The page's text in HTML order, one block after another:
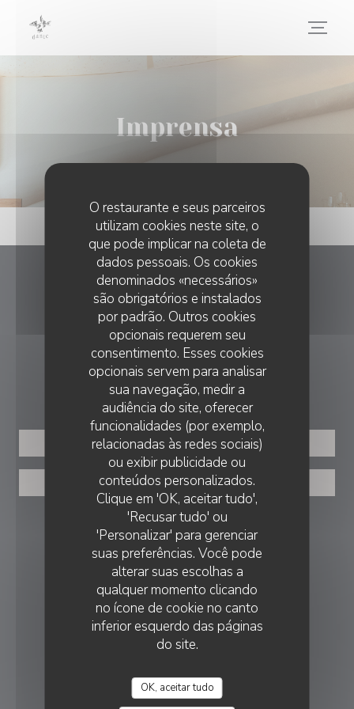
O restaurante e seus parceiros
utilizam cookies neste site, o
que pode implicar na coleta de
dados pessoais. Os cookies
denominados «necessários»
são obrigatórios e instalados
por padrão. Outros cookies
opcionais requerem seu
consentimento. Esses cookies
opcionais servem para analisar
sua navegação, medir a
audiência do site, oferecer
funcionalidades (por exemplo,
relacionadas às redes sociais)
ou exibir publicidade ou
conteúdos personalizados.
Clique em 'OK, aceitar tudo',
'Recusar tudo' ou
'Personalizar' para gerenciar
suas preferências. Você pode
alterar suas escolhas a
qualquer momento clicando
no ícone de cookie no canto
inferior esquerdo das páginas
do site.
OK, aceitar tudo
Imprensa
Dante Restaurant
14 Rue de Paradis 75010 Paris((abre numa nova
06 60 39 09 01
RESERVA
RESERVAR UMA MESA
VOUCHERS
SIGA-NOS
Instagram ((abre numa nova
NEWSLETTER